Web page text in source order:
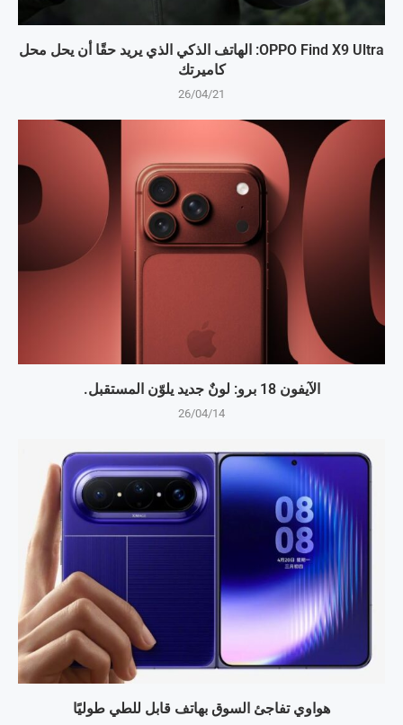
OPPO Find X9 Ultra: الهاتف الذكي الذي يريد حقًا أن يحل محل
كاميرتك
26/04/21
الآيفون 18 برو: لونٌ جديد يلوّن المستقبل.
26/04/14
هواوي تفاجئ السوق بهاتف قابل للطي طوليًا